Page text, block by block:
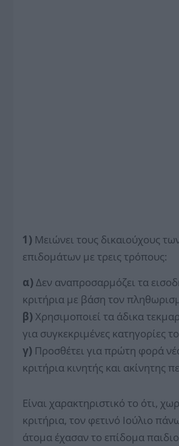
1) Μειώνει τους δικαιούχους
επιδομάτων με τρεις τρόπους:
α)Δεν αναπροσαρμόζει τα
κριτήρια με βάση τον
β)Χρησιμοποιεί τα άδικα
για συγκεκριμένες κατηγορίες
γ) Προσθέτει για πρώτη φορά
κριτήρια κινητής και ακίνητης
Είναι χαρακτηριστικό το ότι,
κριτήρια, τον φετινό Ιούλιο
άτομα έχασαν το επίδομα